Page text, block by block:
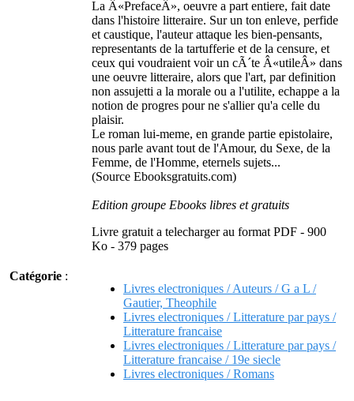
La Â«PrefaceÂ», oeuvre a part entiere, fait date
dans l'histoire litteraire. Sur un ton enleve, perfide
et caustique, l'auteur attaque les bien-pensants,
representants de la tartufferie et de la censure, et
ceux qui voudraient voir un cÃ´te Â«utileÂ» dans
une oeuvre litteraire, alors que l'art, par definition
non assujetti a la morale ou a l'utilite, echappe a la
notion de progres pour ne s'allier qu'a celle du
plaisir.
Le roman lui-meme, en grande partie epistolaire,
nous parle avant tout de l'Amour, du Sexe, de la
Femme, de l'Homme, eternels sujets...
(Source Ebooksgratuits.com)
Edition groupe Ebooks libres et gratuits
Livre gratuit a telecharger au format PDF - 900
Ko - 379 pages
Catégorie :
Livres electroniques / Auteurs / G a L /
Gautier, Theophile
Livres electroniques / Litterature par pays /
Litterature francaise
Livres electroniques / Litterature par pays /
Litterature francaise / 19e siecle
Livres electroniques / Romans